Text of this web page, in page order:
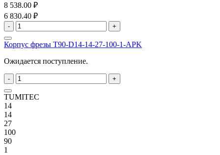
8 538.00 ₽
6 830.40 ₽
- +
Корпус фрезы T90-D14-14-27-100-1-APK
Ожидается поступление.
- +
TUMITEC
14
14
27
100
90
1